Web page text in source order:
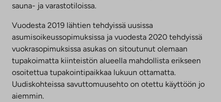
sauna- ja varastotiloissa.
Vuodesta 2019 lähtien tehdyissä uusissa
asumisoikeussopimuksissa ja vuodesta 2020 tehdyissä
vuokrasopimuksissa asukas on sitoutunut olemaan
tupakoimatta kiinteistön alueella mahdollista erikseen
osoitettua tupakointipaikkaa lukuun ottamatta.
Uudiskohteissa savuttomuusehto on otettu käyttöön jo
aiemmin.